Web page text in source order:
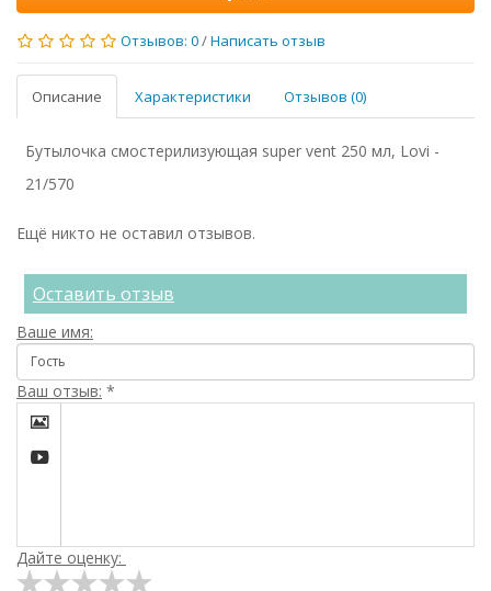
Отзывов: 0/Написать отзыв
Описание Характеристики Отзывов (0)
Бутылочка смостерилизующая super vent 250 мл, Lovi -
21/570
Ещё никто не оставил отзывов.
Оставить отзыв
Ваше имя:
Ваш отзыв: *


Дайте оценку: